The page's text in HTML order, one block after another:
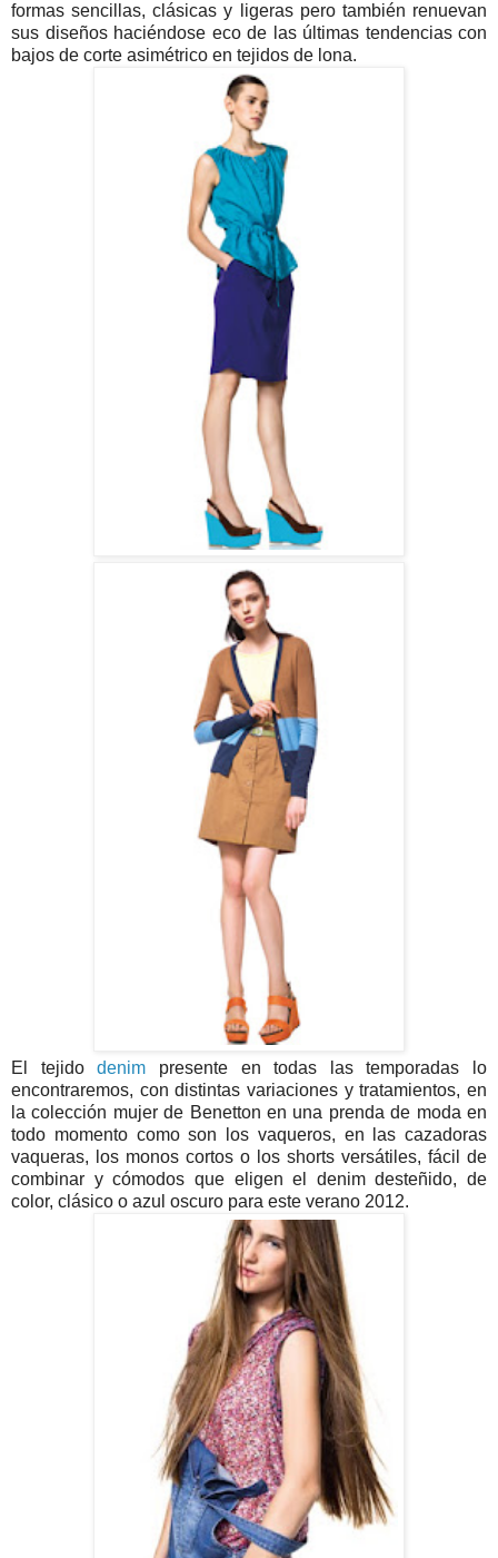
formas sencillas, clásicas y ligeras pero también renuevan
sus diseños haciéndose eco de las últimas tendencias con
bajos de corte asimétrico en tejidos de lona.
El tejidodenim presente en todas las temporadas lo
encontraremos, con distintas variaciones y tratamientos, en
la colección mujer de Benetton en una prenda de moda en
todo momento como son los vaqueros, en las cazadoras
vaqueras, los monos cortos o los shorts versátiles, fácil de
combinar y cómodos que eligen el denim desteñido, de
color, clásico o azul oscuro para este verano 2012.